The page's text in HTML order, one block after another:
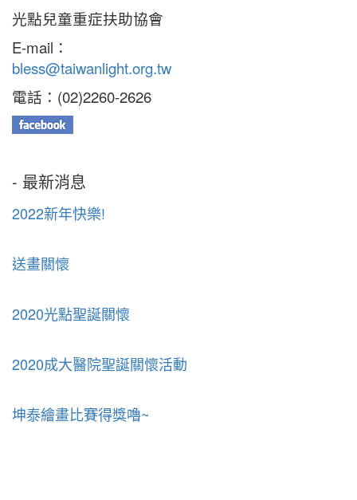
光點兒童重症扶助協會
E-mail：
bless@taiwanlight.org.tw
電話：(02)2260-2626
- 最新消息
2022新年快樂!
送畫關懷
2020光點聖誕關懷
2020成大醫院聖誕關懷活動
坤泰繪畫比賽得獎嚕~